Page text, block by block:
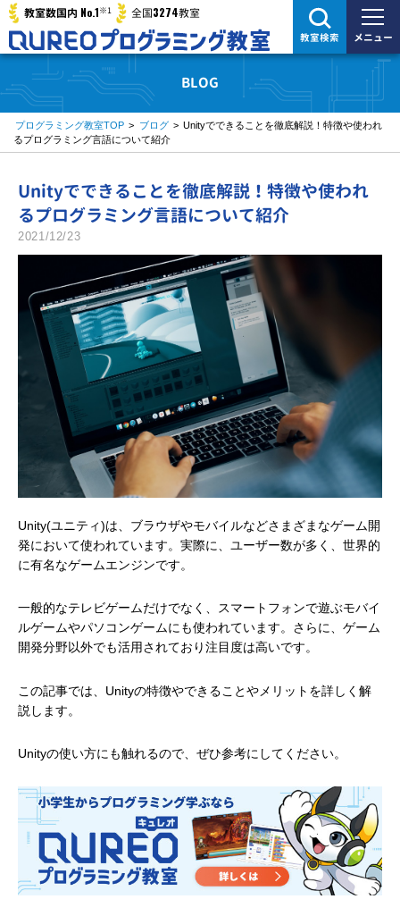
教室数国内 No.1※1 全国3274教室
教室検索 メニュー
BLOG
プログラミング教室TOP > ブログ > Unityでできることを徹底解説！特徴や使われ
るプログラミング言語について紹介
Unityでできることを徹底解説！特徴や使われ
るプログラミング言語について紹介
2021/12/23
Unity(ユニティ)は、ブラウザやモバイルなどさまざまなゲーム開
発において使われています。実際に、ユーザー数が多く、世界的
に有名なゲームエンジンです。
一般的なテレビゲームだけでなく、スマートフォンで遊ぶモバイ
ルゲームやパソコンゲームにも使われています。さらに、ゲーム
開発分野以外でも活用されており注目度は高いです。
この記事では、Unityの特徴やできることやメリットを詳しく解
説します。
Unityの使い方にも触れるので、ぜひ参考にしてください。